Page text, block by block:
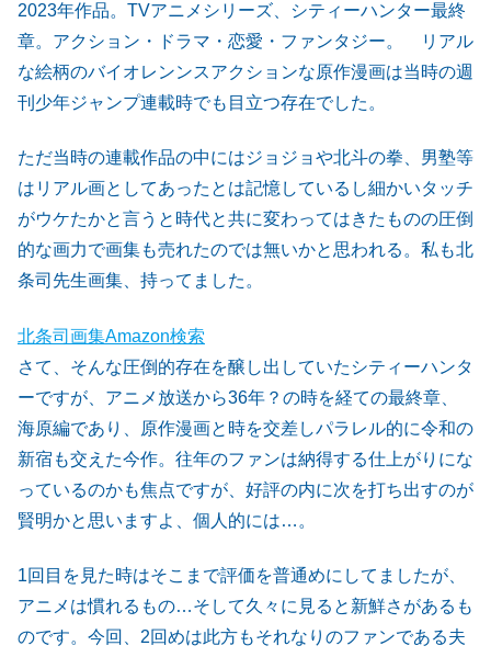
2023年作品。TVアニメシリーズ、シティーハンター最終
章。アクション・ドラマ・恋愛・ファンタジー。 リアル
な絵柄のバイオレンンスアクションな原作漫画は当時の週
刊少年ジャンプ連載時でも目立つ存在でした。
ただ当時の連載作品の中にはジョジョや北斗の拳、男塾等
はリアル画としてあったとは記憶しているし細かいタッチ
がウケたかと言うと時代と共に変わってはきたものの圧倒
的な画力で画集も売れたのでは無いかと思われる。私も北
条司先生画集、持ってました。
北条司画集Amazon検索
さて、そんな圧倒的存在を醸し出していたシティーハンタ
ーですが、アニメ放送から36年？の時を経ての最終章、
海原編であり、原作漫画と時を交差しパラレル的に令和の
新宿も交えた今作。往年のファンは納得する仕上がりにな
っているのかも焦点ですが、好評の内に次を打ち出すのが
賢明かと思いますよ、個人的には…。
1回目を見た時はそこまで評価を普通めにしてましたが、
アニメは慣れるもの…そして久々に見ると新鮮さがあるも
のです。今回、2回めは此方もそれなりのファンである夫